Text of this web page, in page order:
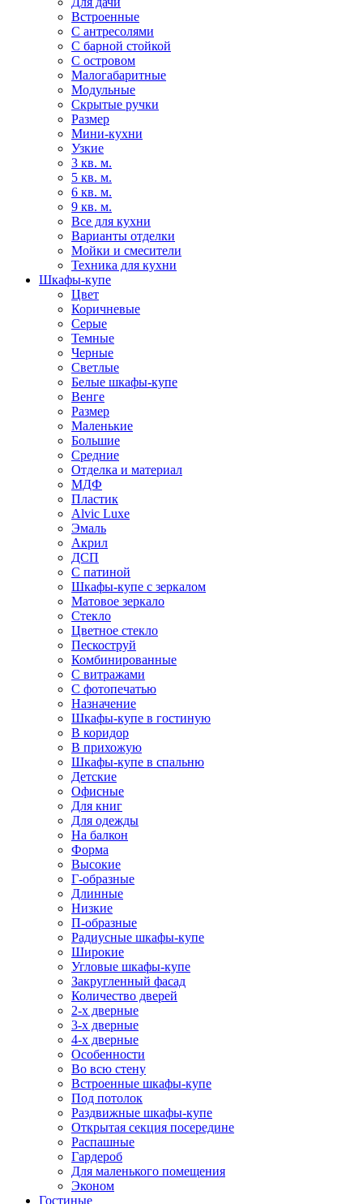
Встроенные
С антресолями
С барной стойкой
С островом
Малогабаритные
Модульные
Скрытые ручки
Размер
Мини-кухни
Узкие
3 кв. м.
5 кв. м.
6 кв. м.
9 кв. м.
Все для кухни
Варианты отделки
Мойки и смесители
Техника для кухни
Шкафы-купе
Цвет
Коричневые
Серые
Темные
Черные
Светлые
Белые шкафы-купе
Венге
Размер
Маленькие
Большие
Средние
Отделка и материал
МДФ
Пластик
Alvic Luxe
Эмаль
Акрил
ДСП
С патиной
Шкафы-купе с зеркалом
Матовое зеркало
Стекло
Цветное стекло
Пескоструй
Комбинированные
С витражами
С фотопечатью
Назначение
Шкафы-купе в гостиную
В коридор
В прихожую
Шкафы-купе в спальню
Детские
Офисные
Для книг
Для одежды
На балкон
Форма
Высокие
Г-образные
Длинные
Низкие
П-образные
Радиусные шкафы-купе
Широкие
Угловые шкафы-купе
Закругленный фасад
Количество дверей
2-х дверные
3-х дверные
4-х дверные
Особенности
Во всю стену
Встроенные шкафы-купе
Под потолок
Раздвижные шкафы-купе
Открытая секция посередине
Распашные
Гардероб
Для маленького помещения
Эконом
Гостиные